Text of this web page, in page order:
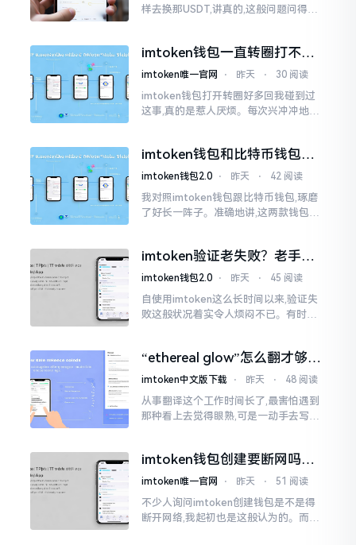
样去换那USDT,讲真的,这般问题问得很
imtoken钱包一直转圈打不开
解决办法分享
imtoken唯一官网 ⋅ 昨天 ⋅ 30 阅读
imtoken钱包打开转圈好多回我碰到过
这事,真的是惹人厌烦。每次兴冲冲地开
大家说法不尽相同
imtoken钱包和比特币钱包，
谁更安全？老玩家来聊聊
imtoken钱包2.0 ⋅ 昨天 ⋅ 42 阅读
我对照imtoken钱包跟比特币钱包,琢磨
了好长一阵子。准确地讲,这两款钱包我
挺美观
imtoken验证老失败？老手教
你几招搞定
imtoken钱包2.0 ⋅ 昨天 ⋅ 45 阅读
自使用imtoken这么长时间以来,验证失
败这般状况着实令人烦闷不已。有时急
至极点。
“ethereal glow”怎么翻才够味
儿？翻译圈老油条的私房话
imtoken中文版下载 ⋅ 昨天 ⋅ 48 阅读
从事翻译这个工作时间长了,最害怕遇到
那种看上去觉得眼熟,可是一动手去写就
imtoken钱包创建要断网吗？
老玩家说说真实情况
imtoken唯一官网 ⋅ 昨天 ⋅ 51 阅读
不少人询问imtoken创建钱包是不是得
断开网络,我起初也是这般认为的。而后